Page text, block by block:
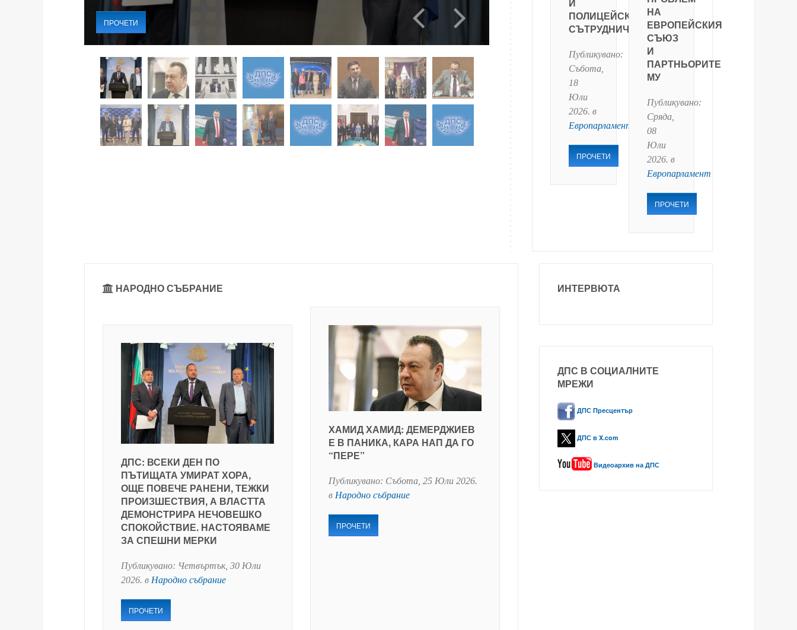
ПРОЧЕТИ
И
ПОЛИЦЕЙСКО
СЪТРУДНИЧЕСТВО
Публикувано:
Събота,
18
Юли
2026. в
Европарламент
ПРОЧЕТИ
НА
ЕВРОПЕЙСКИЯ
СЪЮЗ
И
ПАРТНЬОРИТЕ
МУ
Публикувано:
Сряда,
08
Юли
2026. в
Европарламент
ПРОЧЕТИ
НАРОДНО СЪБРАНИЕ
ДПС: ВСЕКИ ДЕН ПО
ПЪТИЩАТА УМИРАТ ХОРА,
ОЩЕ ПОВЕЧЕ РАНЕНИ, ТЕЖКИ
ПРОИЗШЕСТВИЯ, А ВЛАСТТА
ДЕМОНСТРИРА НЕЧОВЕШКО
СПОКОЙСТВИЕ. НАСТОЯВАМЕ
ЗА СПЕШНИ МЕРКИ
Публикувано: Четвъртък, 30 Юли
2026. в Народно събрание
ПРОЧЕТИ
ХАМИД ХАМИД: ДЕМЕРДЖИЕВ
Е В ПАНИКА, КАРА НАП ДА ГО
“ПЕРЕ”
Публикувано: Събота, 25 Юли 2026.
в Народно събрание
ПРОЧЕТИ
ИНТЕРВЮТА
ДПС В СОЦИАЛНИТЕ
МРЕЖИ
ДПС Пресцентър
ДПС в X.com
Видеоархив на ДПС